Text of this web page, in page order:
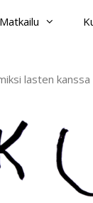
Matkailu
lasten